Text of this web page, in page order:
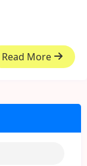
Read More